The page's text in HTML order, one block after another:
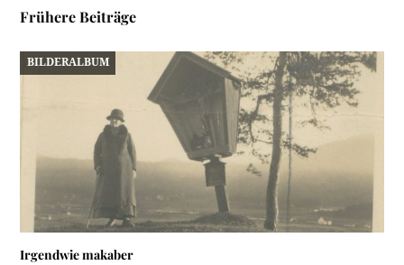
Frühere Beiträge
BILDERALBUM
Irgendwie makaber